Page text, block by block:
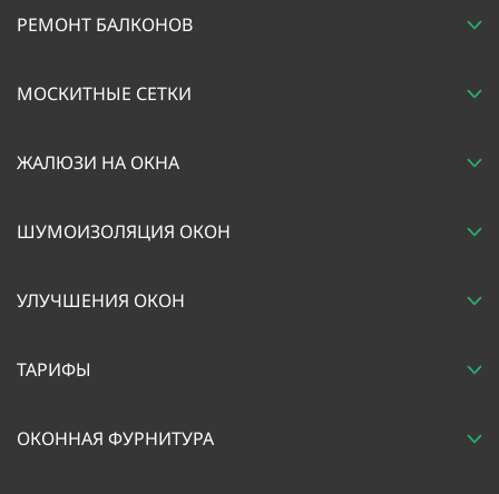
РЕМОНТ БАЛКОНОВ
МОСКИТНЫЕ СЕТКИ
ЖАЛЮЗИ НА ОКНА
ШУМОИЗОЛЯЦИЯ ОКОН
УЛУЧШЕНИЯ ОКОН
ТАРИФЫ
ОКОННАЯ ФУРНИТУРА